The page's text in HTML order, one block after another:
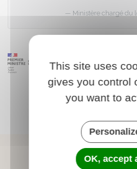
Ministère chargé du
This site uses
gives you control
you want to
OK, accept